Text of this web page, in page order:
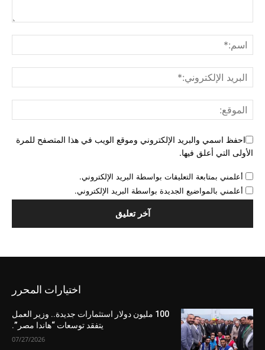
احفظ اسمي والبريد الإلكتروني وموقع الويب في هذا المتصفح للمرة
الأولى التي أعلق فيها.
أعلمني بمتابعة التعليقات بواسطة البريد الإلكتروني.
أعلمني بالمواضيع الجديدة بواسطة البريد الإلكتروني.
اختيارات المحرر
100 مليون دولار استثمارات جديدة.. وزير العمل
يتفقد توسعات “هاندا مصر”.
07/27/2026